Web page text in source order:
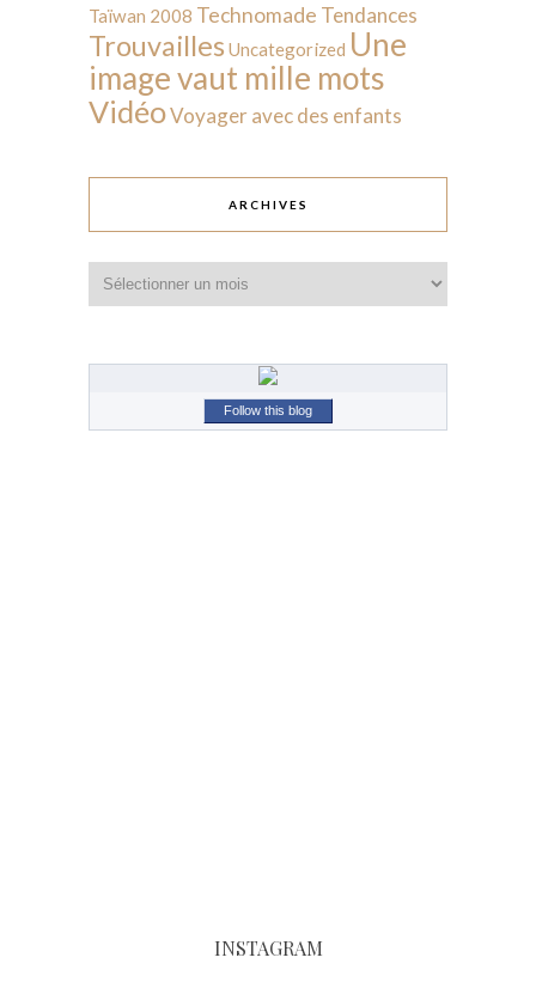
Taïwan 2008 Technomade Tendances
Trouvailles Uncategorized Une
image vaut mille mots
VidéoVoyager avec des enfants
ARCHIVES
Follow this blog
INSTAGRAM